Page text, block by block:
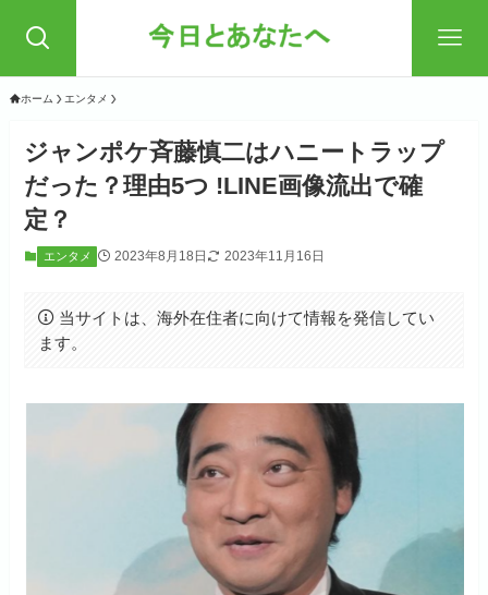
ホーム エンタメ
ジャンポケ斉藤慎二はハニートラップ
だった？理由5つ !LINE画像流出で確
定？
エンタメ 2023年8月18日 2023年11月16日
当サイトは、海外在住者に向けて情報を発信してい
ます。